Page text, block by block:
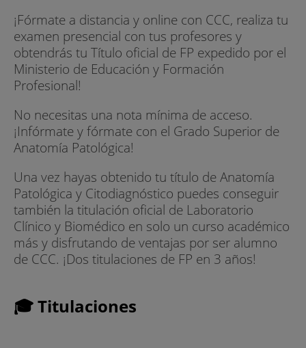
¡Fórmate a distancia y online con CCC, realiza tu
examen presencial con tus profesores y
obtendrás tu Título oficial de FP expedido por el
Ministerio de Educación y Formación
Profesional!
No necesitas una nota mínima de acceso.
¡Infórmate y fórmate con el Grado Superior de
Anatomía Patológica!
Una vez hayas obtenido tu título de Anatomía
Patológica y Citodiagnóstico puedes conseguir
también la titulación oficial de Laboratorio
Clínico y Biomédico en solo un curso académico
más y disfrutando de ventajas por ser alumno
de CCC. ¡Dos titulaciones de FP en 3 años!
🎓 Titulaciones